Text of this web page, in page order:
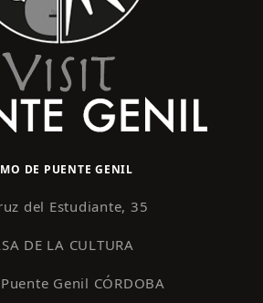
DE PUENTE GENIL
del Estudiante, 35
DE LA CULTURA
Genil CÓRDOBA